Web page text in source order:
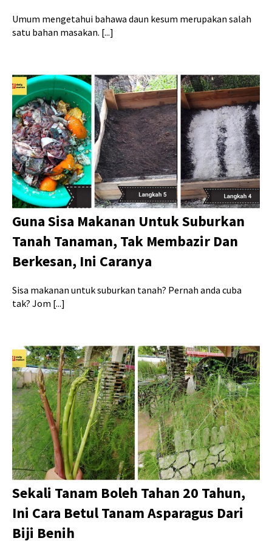
Umum mengetahui bahawa daun kesum merupakan salah
satu bahan masakan. [...]
Guna Sisa Makanan Untuk Suburkan
Tanah Tanaman, Tak Membazir Dan
Berkesan, Ini Caranya
Sisa makanan untuk suburkan tanah? Pernah anda cuba
tak? Jom [...]
Sekali Tanam Boleh Tahan 20 Tahun,
Ini Cara Betul Tanam Asparagus Dari
Biji Benih